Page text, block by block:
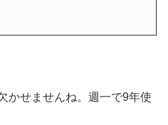
かせませんね。週一で9年使